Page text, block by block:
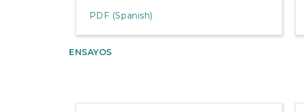
PDF (Spanish)
ENSAYOS